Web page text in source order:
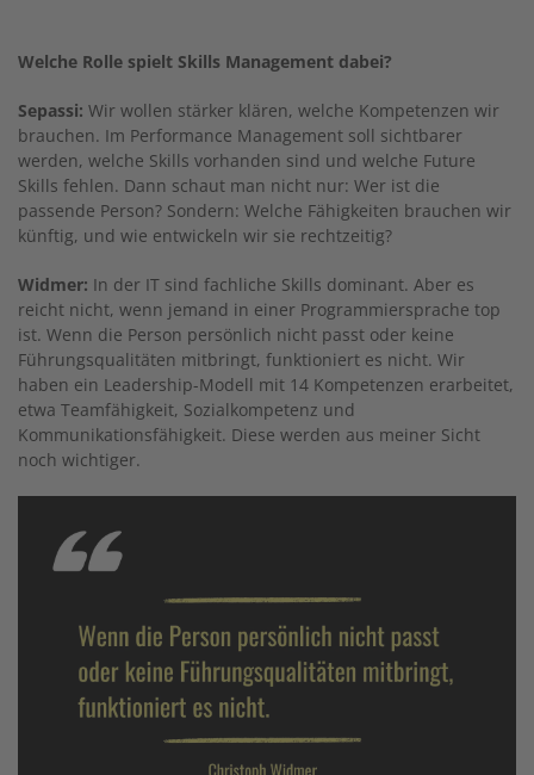
Welche Rolle spielt Skills Management dabei?
Sepassi: Wir wollen stärker klären, welche Kompetenzen wir
brauchen. Im Performance Management soll sichtbarer
werden, welche Skills vorhanden sind und welche Future
Skills fehlen. Dann schaut man nicht nur: Wer ist die
passende Person? Sondern: Welche Fähigkeiten brauchen wir
künftig, und wie entwickeln wir sie rechtzeitig?
Widmer: In der IT sind fachliche Skills dominant. Aber es
reicht nicht, wenn jemand in einer Programmiersprache top
ist. Wenn die Person persönlich nicht passt oder keine
Führungsqualitäten mitbringt, funktioniert es nicht. Wir
haben ein Leadership-Modell mit 14 Kompetenzen erarbeitet,
etwa Teamfähigkeit, Sozialkompetenz und
Kommunikationsfähigkeit. Diese werden aus meiner Sicht
noch wichtiger.